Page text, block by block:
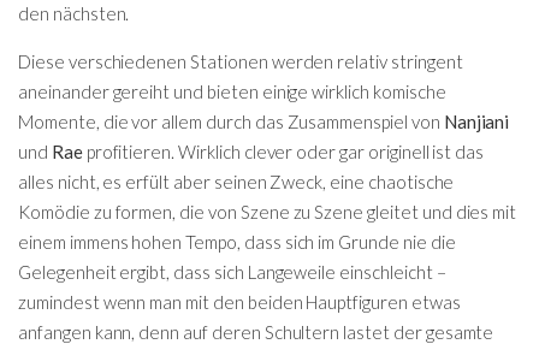
den nächsten.
Diese verschiedenen Stationen werden relativ stringent
aneinander gereiht und bieten einige wirklich komische
Momente, die vor allem durch das Zusammenspiel von Nanjiani
und Rae profitieren. Wirklich clever oder gar originell ist das
alles nicht, es erfült aber seinen Zweck, eine chaotische
Komödie zu formen, die von Szene zu Szene gleitet und dies mit
einem immens hohen Tempo, dass sich im Grunde nie die
Gelegenheit ergibt, dass sich Langeweile einschleicht –
zumindest wenn man mit den beiden Hauptfiguren etwas
anfangen kann, denn auf deren Schultern lastet der gesamte